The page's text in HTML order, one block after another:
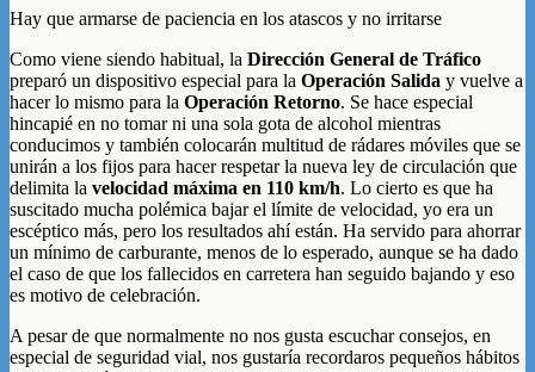
Hay que armarse de paciencia en los atascos y no irritarse
Como viene siendo habitual, la Dirección General de Tráfico
preparó un dispositivo especial para la Operación Salida y vuelve a
hacer lo mismo para la Operación Retorno. Se hace especial
hincapié en no tomar ni una sola gota de alcohol mientras
conducimos y también colocarán multitud de rádares móviles que se
unirán a los fijos para hacer respetar la nueva ley de circulación que
delimita la velocidad máxima en 110 km/h. Lo cierto es que ha
suscitado mucha polémica bajar el límite de velocidad, yo era un
escéptico más, pero los resultados ahí están. Ha servido para ahorrar
un mínimo de carburante, menos de lo esperado, aunque se ha dado
el caso de que los fallecidos en carretera han seguido bajando y eso
es motivo de celebración.
A pesar de que normalmente no nos gusta escuchar consejos, en
especial de seguridad vial, nos gustaría recordaros pequeños hábitos